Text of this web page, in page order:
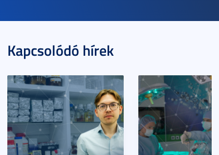
Kapcsolódó hírek